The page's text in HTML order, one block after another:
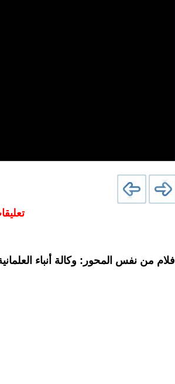
افلام من نفس المحور: وكالة أنباء